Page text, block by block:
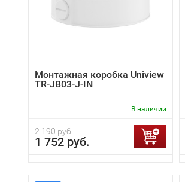
Монтажная коробка Uniview
TR-JB03-J-IN
В наличии
2 190 руб.
1 752 руб.